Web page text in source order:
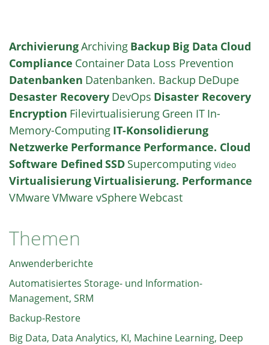
ArchivierungArchiving Backup Big Data Cloud
Compliance Container Data Loss Prevention
Datenbanken Datenbanken. Backup DeDupe
Desaster Recovery DevOps Disaster Recovery
Encryption Filevirtualisierung Green IT In-
Memory-Computing IT-Konsolidierung
Netzwerke Performance Performance. Cloud
Software Defined SSD Supercomputing Video
VirtualisierungVirtualisierung. Performance
VMwareVMware vSphereWebcast
Themen
Anwenderberichte
Automatisiertes Storage- und Information-
Management, SRM
Backup-Restore
Big Data, Data Analytics, KI, Machine Learning, Deep